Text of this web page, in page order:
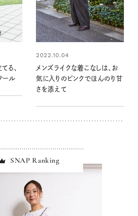
る、
ール
2022.10.04
メンズライクな着こなしは、お
気に入りのピンクでほんのり甘
さを添えて
SNAP Ranking